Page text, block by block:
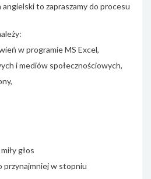
to zapraszamy do procesu
w programie MS Excel,
i mediów społecznościowych,
głos
przynajmniej w stopniu